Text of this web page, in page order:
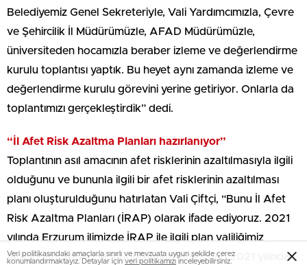
Belediyemiz Genel Sekreteriyle, Vali Yardımcımızla, Çevre
ve Şehircilik İl Müdürümüzle, AFAD Müdürümüzle,
üniversiteden hocamızla beraber izleme ve değerlendirme
kurulu toplantısı yaptık. Bu heyet aynı zamanda izleme ve
değerlendirme kurulu görevini yerine getiriyor. Onlarla da
toplantımızı gerçekleştirdik” dedi.
“İl Afet Risk Azaltma Planları hazırlanıyor”
Toplantının asıl amacının afet risklerinin azaltılmasıyla ilgili
olduğunu ve bununla ilgili bir afet risklerinin azaltılması
planı oluşturulduğunu hatırlatan Vali Çiftçi, “Bunu İl Afet
Risk Azaltma Planları (İRAP) olarak ifade ediyoruz. 2021
yılında Erzurum ilimizde İRAP ile ilgili plan valiliğimiz
tarafından, AFAD Müdürlüğümüz tarafından 2021 yılında
Veri politikasındaki amaçlarla sınırlı ve mevzuata uygun şekilde çerez
konumlandırmaktayız. Detaylar için veri politikamızı inceleyebilirsiniz.